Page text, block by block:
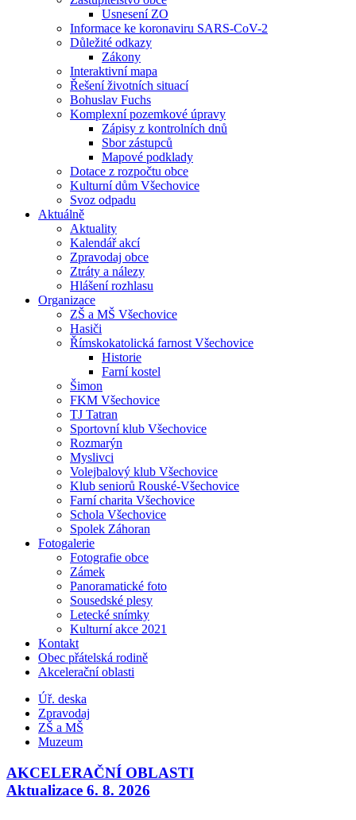
Usnesení ZO
Informace ke koronaviru SARS-CoV-2
Důležité odkazy
Zákony
Interaktivní mapa
Řešení životních situací
Bohuslav Fuchs
Komplexní pozemkové úpravy
Zápisy z kontrolních dnů
Sbor zástupců
Mapové podklady
Dotace z rozpočtu obce
Kulturní dům Všechovice
Svoz odpadu
Aktuálně
Aktuality
Kalendář akcí
Zpravodaj obce
Ztráty a nálezy
Hlášení rozhlasu
Organizace
ZŠ a MŠ Všechovice
Hasiči
Římskokatolická farnost Všechovice
Historie
Farní kostel
Šimon
FKM Všechovice
TJ Tatran
Sportovní klub Všechovice
Rozmarýn
Myslivci
Volejbalový klub Všechovice
Klub seniorů Rouské-Všechovice
Farní charita Všechovice
Schola Všechovice
Spolek Záhoran
Fotogalerie
Fotografie obce
Zámek
Panoramatické foto
Sousedské plesy
Letecké snímky
Kulturní akce 2021
Kontakt
Obec přátelská rodině
Akcelerační oblasti
Úř. deska
Zpravodaj
ZŠ a MŠ
Muzeum
AKCELERAČNÍ OBLASTI
Aktualizace 6. 8. 2026